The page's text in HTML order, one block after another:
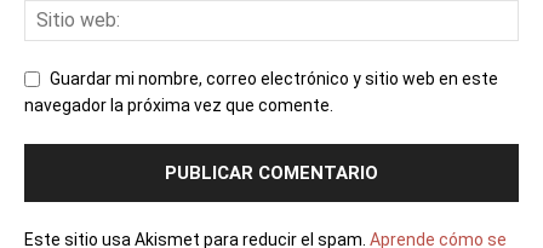
Guardar mi nombre, correo electrónico y sitio web en este
navegador la próxima vez que comente.
Este sitio usa Akismet para reducir el spam. Aprende cómo se